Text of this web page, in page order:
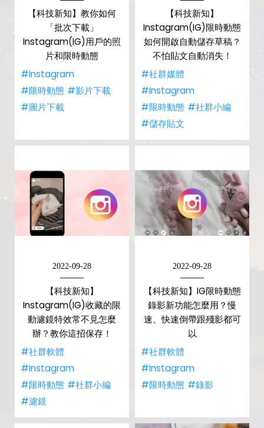
【科技新知】教你如何
「批次下載」
Instagram(IG)用戶的照
片和限時動態
#Instagram
#限時動態 #影片下載
#圖片下載
【科技新知】
Instagram(IG)限時動態
如何開啟自動儲存草稿？
不怕貼文自動消失！
#社群媒體
#Instagram
#限時動態 #社群小編
#儲存貼文
2022-09-28
【科技新知】
Instagram(IG)收藏的限
動濾鏡特效常不見怎麼
辦？教你這招保存！
#社群軟體
#Instagram
#限時動態 #社群小編
#濾鏡
2022-09-28
【科技新知】IG限時動態
錄影新功能怎麼用？慢
速、快速倒帶跟殘影都可
以
#社群軟體
#Instagram
#限時動態 #錄影